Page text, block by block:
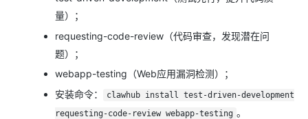
量）；
requesting-code-review（代码审查，发现潜在问
题）；
webapp-testing（Web应用漏洞检测）；
安装命令：
clawhub install test-driven-development
requesting-code-review webapp-testing 。